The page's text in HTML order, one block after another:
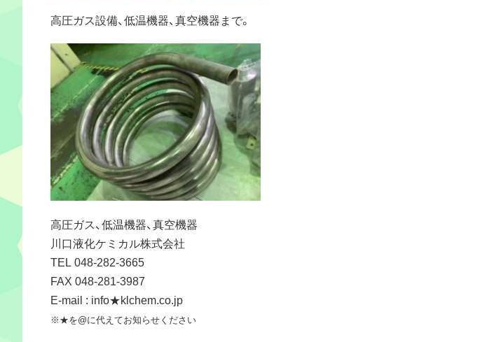
高圧ガス設備、低温機器、真空機器まで。
高圧ガス、低温機器、真空機器
川口液化ケミカル株式会社
TEL 048-282-3665
FAX 048-281-3987
E-mail : info★klchem.co.jp
※★を@に代えてお知らせください